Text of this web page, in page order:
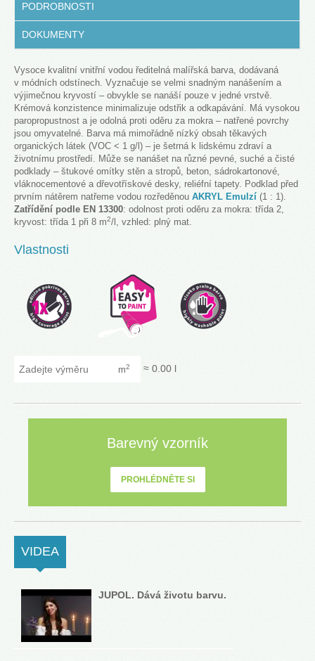
PODROBNOSTI
DOKUMENTY
Vysoce kvalitní vnitřní vodou ředitelná malířská barva, dodávaná
v módních odstínech. Vyznačuje se velmi snadným nanášením a
výjimečnou kryvostí – obvykle se nanáší pouze v jedné vrstvě.
Krémová konzistence minimalizuje odstřik a odkapávání. Má vysokou
paropropustnost a je odolná proti oděru za mokra – natřené povrchy
jsou omyvatelné. Barva má mimořádně nízký obsah těkavých
organických látek (VOC < 1 g/l) – je šetrná k lidskému zdraví a
životnímu prostředí. Může se nanášet na různé pevné, suché a čisté
podklady – štukové omítky stěn a stropů, beton, sádrokartonové,
vláknocementové a dřevotřískové desky, reliéfní tapety. Podklad před
prvním nátěrem natřeme vodou rozředěnou AKRYL Emulzí (1 : 1).
Zatřídění podle EN 13300: odolnost proti oděru za mokra: třída 2,
kryvost: třída 1 při 8 m2/l, vzhled: plný mat.
Vlastnosti
m2 ≈ 0.00 l
Barevný vzorník
PROHLÉDNĚTE SI
VIDEA
JUPOL. Dává životu barvu.